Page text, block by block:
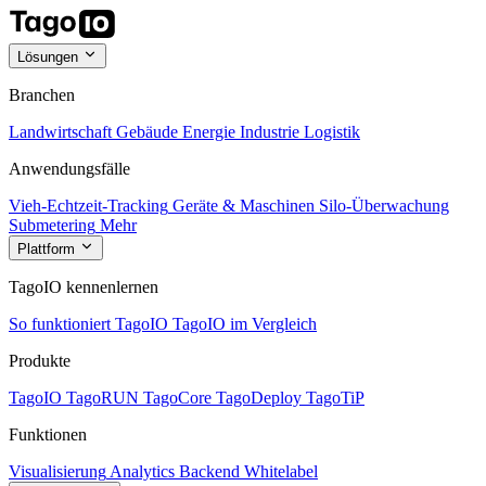
Lösungen
Branchen
Landwirtschaft Gebäude Energie Industrie Logistik
Anwendungsfälle
Vieh-Echtzeit-Tracking Geräte & Maschinen Silo-Überwachung
Submetering Mehr
Plattform
TagoIO kennenlernen
So funktioniert TagoIO TagoIO im Vergleich
Produkte
TagoIO TagoRUN TagoCore TagoDeploy TagoTiP
Funktionen
Visualisierung Analytics Backend Whitelabel